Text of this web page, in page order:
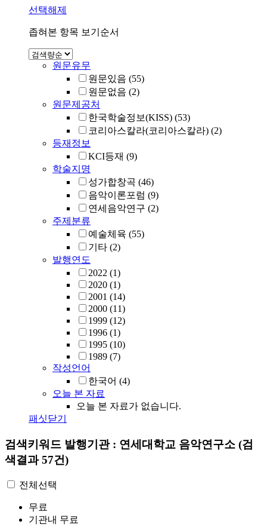
선택해제
좁혀본 항목 보기순서
원문유무
원문있음 (55)
원문없음 (2)
원문제공처
한국학술정보(KISS) (53)
코리아스칼라(코리아스칼라) (2)
등재정보
KCI등재 (9)
학술지명
성가합창곡 (46)
음악이론포럼 (9)
연세음악연구 (2)
주제분류
예술체육 (55)
기타 (2)
발행연도
2022 (1)
2020 (1)
2001 (14)
2000 (11)
1999 (12)
1996 (1)
1995 (10)
1989 (7)
작성언어
한국어 (4)
오늘 본 자료
오늘 본 자료가 없습니다.
패싯닫기
검색키워드 발행기관 : 연세대학교 음악연구소 (검
색결과 57건)
전체선택
무료
기관내 무료